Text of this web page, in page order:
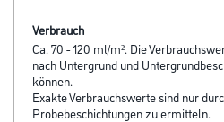
Verbrauch
Ca. 70 - 120 ml/m². Die
nach Untergrund und
können.
Exakte Verbrauchswerte sind nur
Probebeschichtungen zu ermitteln.